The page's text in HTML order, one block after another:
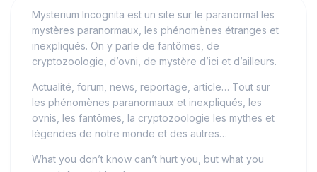
Mysterium Incognita est un site sur le paranormal les
mystères paranormaux, les phénomènes étranges et
inexpliqués. On y parle de fantômes, de
cryptozoologie, d’ovni, de mystère d’ici et d’ailleurs.
Actualité, forum, news, reportage, article… Tout sur
les phénomènes paranormaux et inexpliqués, les
ovnis, les fantômes, la cryptozoologie les mythes et
légendes de notre monde et des autres…
What you don’t know can’t hurt you, but what you